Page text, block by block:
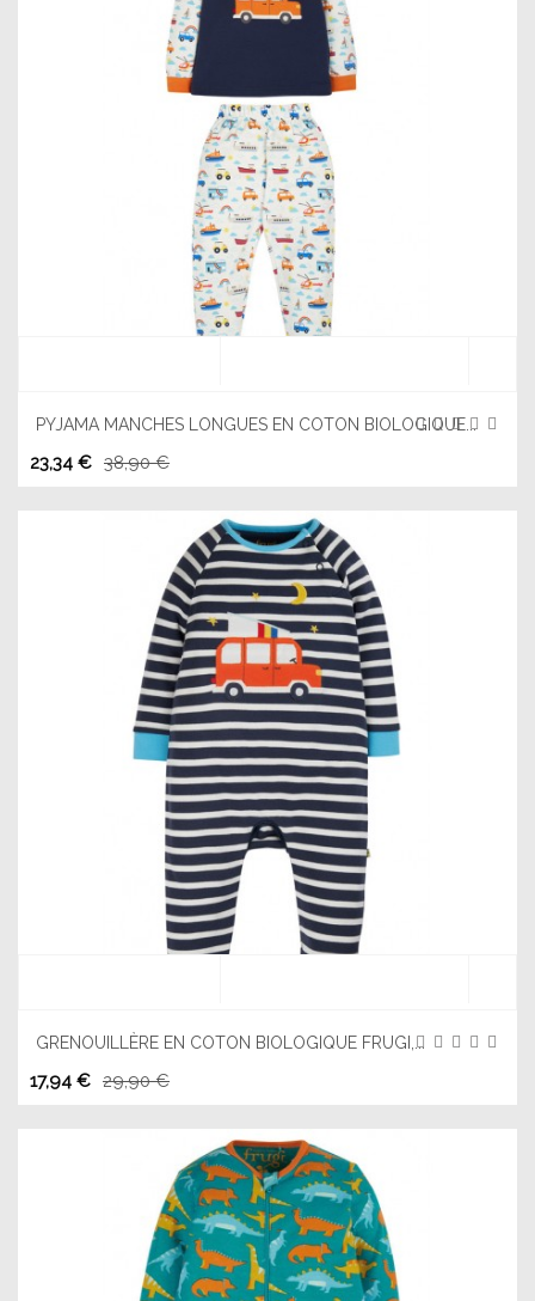
PYJAMA MANCHES LONGUES EN COTON BIOLOGIQUE...
23,34 € 38,90 €
GRENOUILLÈRE EN COTON BIOLOGIQUE FRUGI,...
17,94 € 29,90 €